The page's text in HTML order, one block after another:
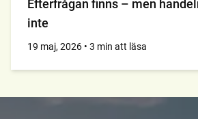
Efterfrågan finns – men
inte
19 maj, 2026 • 3 min att läsa